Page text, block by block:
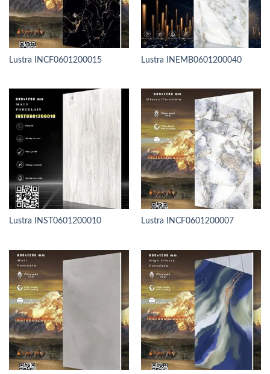
Lustra INCF0601200015 Lustra INEMB0601200040
Lustra INST0601200010 Lustra INCF0601200007